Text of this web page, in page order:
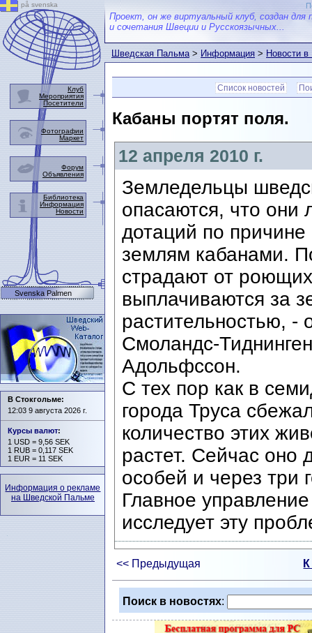
Проект, он же виртуальный клуб, создан для
и сочетания Швеции и Русскоязычных...
Шведская Пальма>Информация>Новости
Список новостей
Кабаны портят поля.
12 апреля 2010 г.
Земледельцы
опасаются, что они
дотаций по
землям кабанами.
страдают от
выплачиваются за
растительностью, -
Смоландс-
Адольфссон.
С тех пор как в
города Труса
количество этих
растет. Сейчас оно
особей и через три
Главное
исследует эту
<< Предыдущая
Поиск в новостях:
på svenska
Клуб
Мероприятия
Посетители
Фотографии
Маркет
Форум
Объявления
Библиотека
Информация
Новости
Svenska Palmen
В Стокгольме:
12:03 9 августа 2026 г.
Курсы валют:
1 USD = 9,56 SEK
1 RUB = 0,117 SEK
1 EUR = 11 SEK
Информация о рекламе
на Шведской Пальме